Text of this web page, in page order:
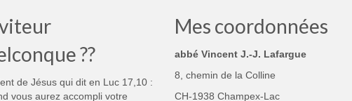
??
de Jésus qui dit en Luc 17,10 :
vous aurez accompli votre
Mes coordonnées
abbé Vincent J.-J. Lafargue
8, chemin de la Colline
CH-1938 Champex-Lac